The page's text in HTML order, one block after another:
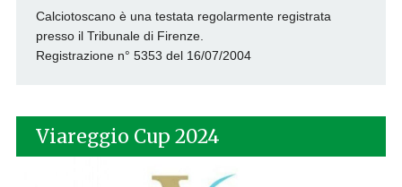
Calciotoscano è una testata regolarmente registrata
presso il Tribunale di Firenze.
Registrazione n° 5353 del 16/07/2004
Viareggio Cup 2024